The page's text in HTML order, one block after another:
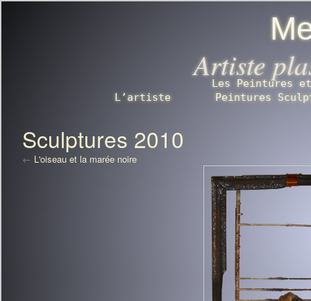
Artiste
L’artiste
Les Peintures
Peintures
Sculptures 2010
← L'oiseau et la marée noire